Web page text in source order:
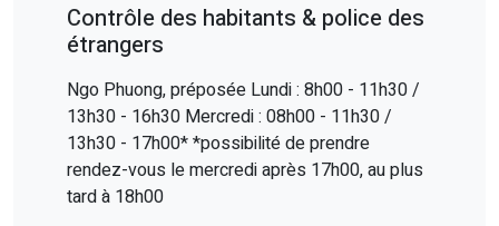
Contrôle des habitants & police des
étrangers
Ngo Phuong, préposée Lundi : 8h00 - 11h30 /
13h30 - 16h30 Mercredi : 08h00 - 11h30 /
13h30 - 17h00* *possibilité de prendre
rendez-vous le mercredi après 17h00, au plus
tard à 18h00